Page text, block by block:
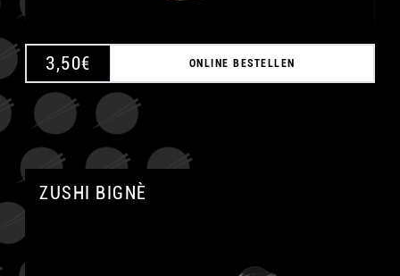
3,50€ ONLINE BESTELLEN
ZUSHI BIGNÈ